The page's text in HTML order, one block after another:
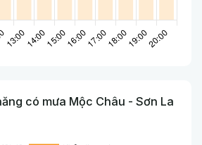
có mưa Mộc Châu - Sơn La